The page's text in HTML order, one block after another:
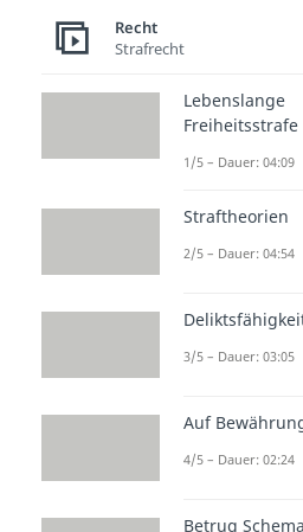
Besitz und
wichtige Stellen
erkennst du,
Straftat gilt
manchen
zulässt.
zur
Beliebte
Recht
Strafrecht
Lebenslange
Freiheitsstrafe
1/5 – Dauer: 04:09
Straftheorien
2/5 – Dauer: 04:54
3/5 – Dauer: 03:05
Auf
4/5 – Dauer: 02:24
Betrug Schema